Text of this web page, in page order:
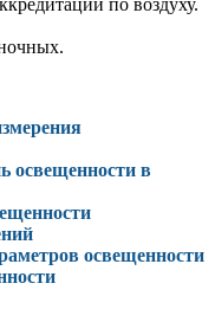
освещенности в
освещенности